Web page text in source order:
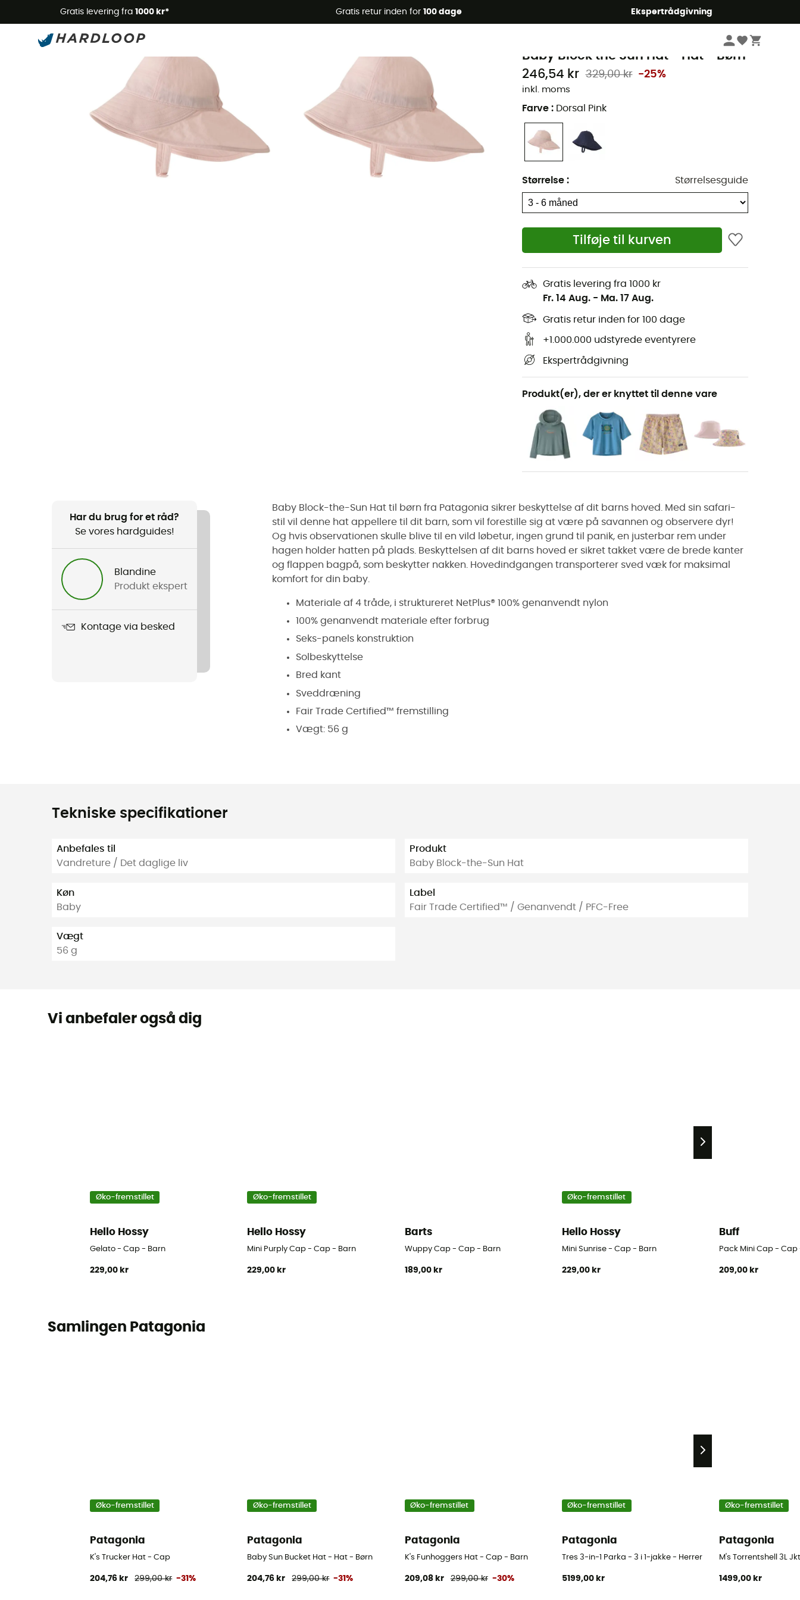
Gratis levering fra 1000 kr* Gratis retur inden for 100 dage Ekspertrådgivning
Øko-fremstillet
Caps & Huer børn
Baby Block the Sun Hat - Hat - Børn
246,54 kr 329,00 kr -25%
inkl. moms
Farve : Dorsal Pink
Størrelse : Størrelsesguide
Tilføje til kurven
Gratis levering fra 1000 kr
Fr. 14 Aug. - Ma. 17 Aug.
Gratis retur inden for 100 dage
+1.000.000 udstyrede eventyrere
Ekspertrådgivning
Produkt(er), der er knyttet til denne vare
Har du brug for et råd?
Se vores hardguides!
Blandine
Produkt ekspert
Kontage via besked
Baby Block-the-Sun Hat til børn fra Patagonia sikrer beskyttelse af dit barns hoved. Med sin safari-
stil vil denne hat appellere til dit barn, som vil forestille sig at være på savannen og observere dyr!
Og hvis observationen skulle blive til en vild løbetur, ingen grund til panik, en justerbar rem under
hagen holder hatten på plads. Beskyttelsen af dit barns hoved er sikret takket være de brede kanter
og flappen bagpå, som beskytter nakken. Hovedindgangen transporterer sved væk for maksimal
komfort for din baby.
Materiale af 4 tråde, i struktureret NetPlus® 100% genanvendt nylon
100% genanvendt materiale efter forbrug
Seks-panels konstruktion
Solbeskyttelse
Bred kant
Sveddræning
Fair Trade Certified™ fremstilling
Vægt: 56 g
Tekniske specifikationer
Anbefales til
Vandreture / Det daglige liv
Køn
Baby
Vægt
56 g
Produkt
Baby Block-the-Sun Hat
Label
Fair Trade Certified™ / Genanvendt / PFC-Free
Vi anbefaler også dig
Øko-fremstillet
Hello Hossy
Gelato - Cap - Barn
229,00 kr
Øko-fremstillet
Hello Hossy
Mini Purply Cap - Cap - Barn
229,00 kr
Barts
Wuppy Cap - Cap - Barn
189,00 kr
Øko-fremstillet
Hello Hossy
Mini Sunrise - Cap - Barn
229,00 kr
Buff
Pack Mini Cap - Cap
209,00 kr
Samlingen Patagonia
Øko-fremstillet
Patagonia
K's Trucker Hat - Cap
204,76 kr 299,00 kr -31%
Øko-fremstillet
Patagonia
Baby Sun Bucket Hat - Hat - Børn
204,76 kr 299,00 kr -31%
Øko-fremstillet
Patagonia
K's Funhoggers Hat - Cap - Barn
209,08 kr 299,00 kr -30%
Øko-fremstillet
Patagonia
Tres 3-in-1 Parka - 3 i 1-jakke - Herrer
5199,00 kr
Øko-fremstillet
Patagonia
M's Torrentshell 3L
1499,00 kr